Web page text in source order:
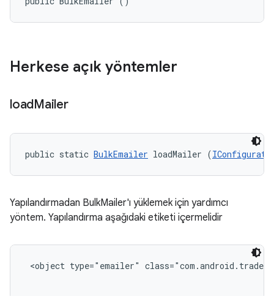
Herkese açık yöntemler
loadMailer
public static BulkEmailer loadMailer (
Yapılandırmadan BulkMailer'ı yüklemek için yardımcı
yöntem. Yapılandırma aşağıdaki etiketi içermelidir
<object type="emailer"